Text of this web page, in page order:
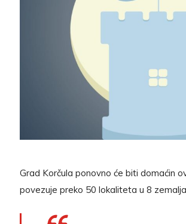
Grad Korčula ponovno će biti domaćin
povezuje preko 50 lokaliteta u 8